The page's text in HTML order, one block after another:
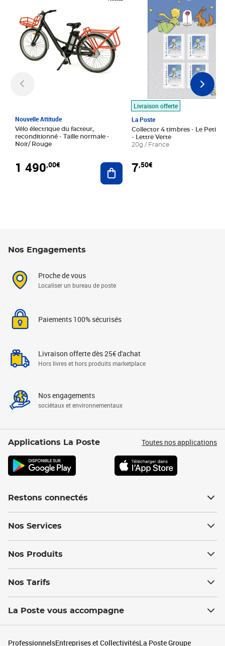
Nouvelle Attitude
Vélo électrique du facteur,
reconditionné - Taille normale -
Noir/ Rouge
1 490,00€ Ajouter au panier
Livraison offerte
La Poste
Collector 4 timbres - Le Petit
- Lettre Verte
20g / France
7,50€
Nos Engagements
Proche de vous
Localiser un bureau de poste
Paiements 100% sécurisés
Livraison offerte dès 25€ d'achat
Hors livres et hors produits marketplace
Nos engagements
sociétaux et environnementaux
Applications La Poste Toutes nos applications
Restons connectés
Nos Services
Nos Produits
Nos Tarifs
La Poste vous accompagne
ProfessionnelsEntreprises et CollectivitésLa Poste Groupe